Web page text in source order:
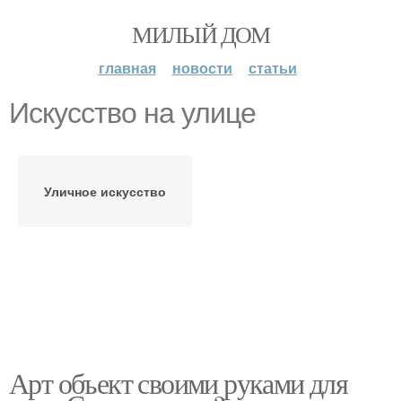
МИЛЫЙ ДОМ
главная новости статьи
Искусство на улице
Уличное искусство
Арт объект своими руками для